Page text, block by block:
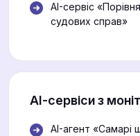
AI-сервіс
судових справ»
АІ-сервіси з
AI-агент «Самарі